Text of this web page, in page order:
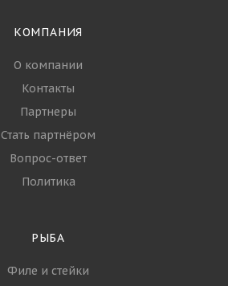
КОМПАНИЯ
О компании
Контакты
Партнеры
Стать партнёром
Вопрос-ответ
Политика
РЫБА
Филе и стейки